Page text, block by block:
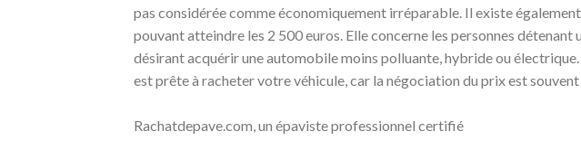
pas considérée comme économiquement irréparable. Il existe
pouvant atteindre les 2 500 euros. Elle concerne les personnes détenant
désirant acquérir une automobile moins polluante, hybride ou électrique.
est prête à racheter votre véhicule, car la négociation du prix est souvent
Rachatdepave.com, un épaviste professionnel certifié